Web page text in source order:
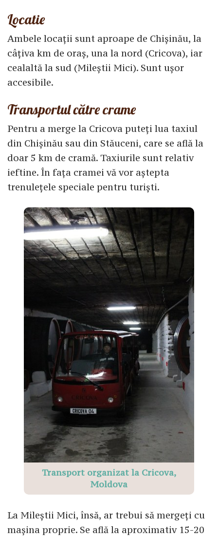
Locatie
Ambele locații sunt aproape de Chișinău, la
câțiva km de oraș, una la nord (Cricova), iar
cealaltă la sud (Mileștii Mici). Sunt ușor
accesibile.
Transportul către crame
Pentru a merge la Cricova puteți lua taxiul
din Chișinău sau din Stăuceni, care se află la
doar 5 km de cramă. Taxiurile sunt relativ
ieftine. În fața cramei vă vor aștepta
trenulețele speciale pentru turiști.
Transport organizat la Cricova,
Moldova
La Mileștii Mici, însă, ar trebui să mergeți cu
mașina proprie. Se află la aproximativ 15-20